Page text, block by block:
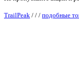
TrailPeak / / / подобные